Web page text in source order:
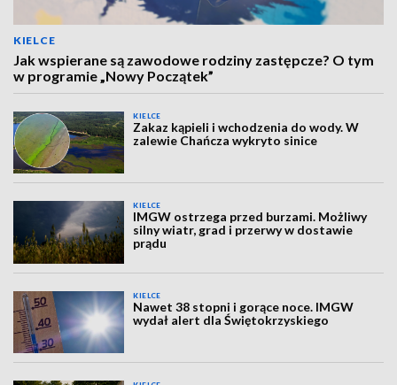
KIELCE
Jak wspierane są zawodowe rodziny zastępcze? O tym
w programie „Nowy Początek”
KIELCE
Zakaz kąpieli i wchodzenia do wody. W
zalewie Chańcza wykryto sinice
KIELCE
IMGW ostrzega przed burzami. Możliwy
silny wiatr, grad i przerwy w dostawie
prądu
KIELCE
Nawet 38 stopni i gorące noce. IMGW
wydał alert dla Świętokrzyskiego